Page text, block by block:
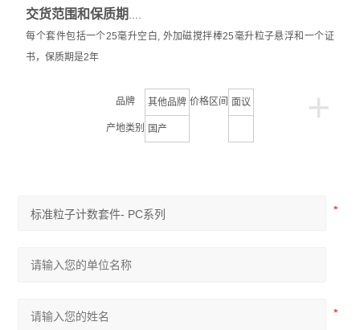
交货范围和保质期
每个套件包括一个25毫升空白 , 外加磁搅拌棒25毫升粒子悬浮和一个证
书，保质期是2年
+
品牌 其他品牌 价格区间 面议
产地类别 国产